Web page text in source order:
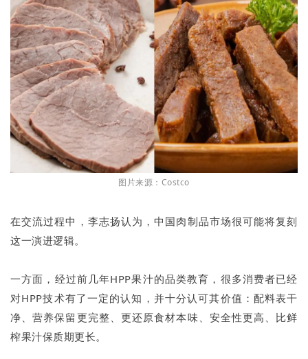
图片来源：Costco
在交流过程中，李志扬认为，中国肉制品市场很可能将复刻
这一演进逻辑。
一方面，经过前几年HPP果汁的品类教育，很多消费者已经
对HPP技术有了一定的认知，并十分认可其价值：配料表干
净、营养保留更完整、更还原食材本味、安全性更高、比鲜
榨果汁保质期更长。